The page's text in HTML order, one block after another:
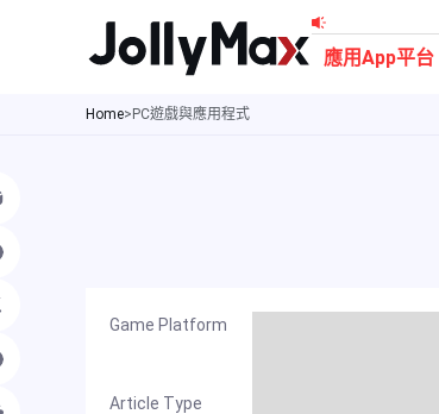
容
應用App平台
Home> PC遊戲與應用程式
Game Platform
Article Type